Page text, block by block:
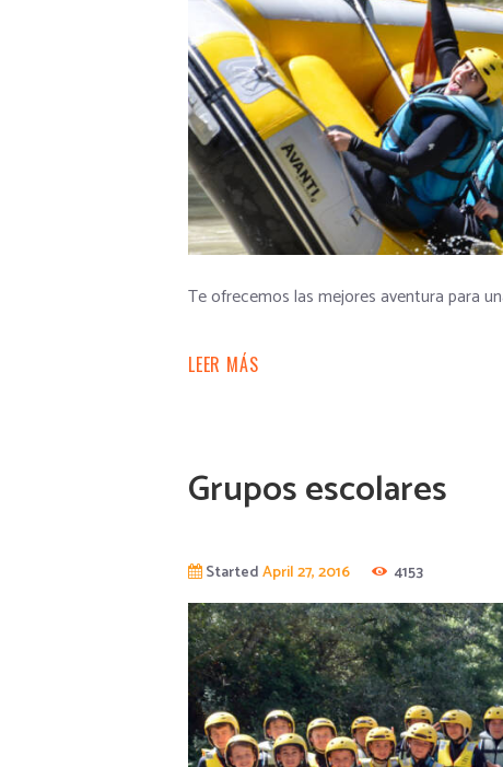
Te ofrecemos las mejores aventura para
LEER MÁS
Grupos escolares
StartedApril 27, 2016 4153